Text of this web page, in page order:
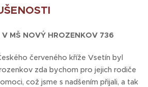
V MŠ NOVÝ HROZENKOV 736
červeného kříže Vsetín byl
zda bychom pro jejich rodiče
což jsme s nadšením přijali, a tak